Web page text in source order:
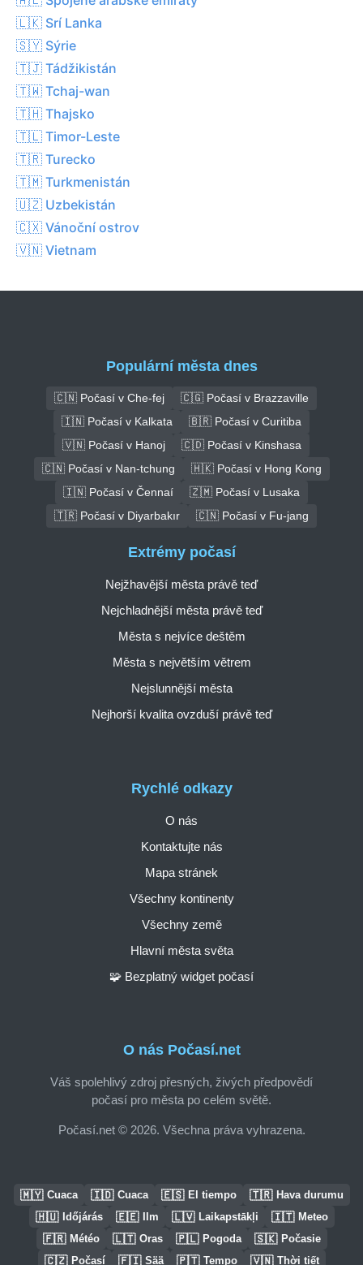
🇱🇰 Srí Lanka
🇸🇾 Sýrie
🇹🇯 Tádžikistán
🇹🇼 Tchaj-wan
🇹🇭 Thajsko
🇹🇱 Timor-Leste
🇹🇷 Turecko
🇹🇲 Turkmenistán
🇺🇿 Uzbekistán
🇨🇽 Vánoční ostrov
🇻🇳 Vietnam
Populární města dnes
🇨🇳 Počasí v Che-fej
🇨🇬 Počasí v Brazzaville
🇮🇳 Počasí v Kalkata
🇧🇷 Počasí v Curitiba
🇻🇳 Počasí v Hanoj
🇨🇩 Počasí v Kinshasa
🇨🇳 Počasí v Nan-tchung
🇭🇰 Počasí v Hong Kong
🇮🇳 Počasí v Čennaí
🇿🇲 Počasí v Lusaka
🇹🇷 Počasí v Diyarbakır
🇨🇳 Počasí v Fu-jang
O nás Počasí.net
Váš spolehlivý zdroj přesných, živých předpovědí
počasí pro města po celém světě.
Počasí.net © 2026. Všechna práva vyhrazena.
Rychlé odkazy
O nás
Kontaktujte nás
Mapa stránek
Všechny kontinenty
Všechny země
Hlavní města světa
🧩 Bezplatný widget počasí
Extrémy počasí
Nejžhavější města právě teď
Nejchladnější města právě teď
Města s nejvíce deštěm
Města s největším větrem
Nejslunnější města
Nejhorší kvalita ovzduší právě teď
🇲🇾 Cuaca 🇮🇩 Cuaca 🇪🇸 El tiempo 🇹🇷 Hava durumu
🇭🇺 Időjárás 🇪🇪 Ilm 🇱🇻 Laikapstākļi 🇮🇹 Meteo
🇫🇷 Météo 🇱🇹 Oras 🇵🇱 Pogoda 🇸🇰 Počasie
🇨🇿 Počasí 🇫🇮 Sää 🇵🇹 Tempo 🇻🇳 Thời tiết